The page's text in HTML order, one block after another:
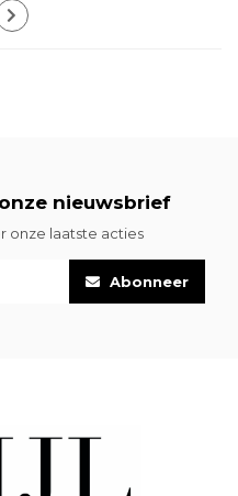
nieuwsbrief
onze laatste acties
Abonneer